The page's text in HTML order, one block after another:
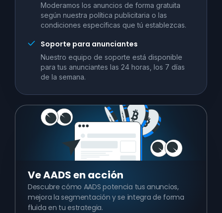
Moderamos los anuncios de forma gratuita
según nuestra política publicitaria o las
condiciones específicas que tú establezcas.
Soporte para anunciantes
Nuestro equipo de soporte está disponible
para tus anunciantes las 24 horas, los 7 días
de la semana.
VeAADS en acción
Descubre cómo AADS potencia tus anuncios,
mejora la segmentación y se integra de forma
fluida en tu estrategia.